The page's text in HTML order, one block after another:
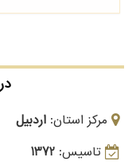
مرکز استان: اردبیل
تاسیس: 1372